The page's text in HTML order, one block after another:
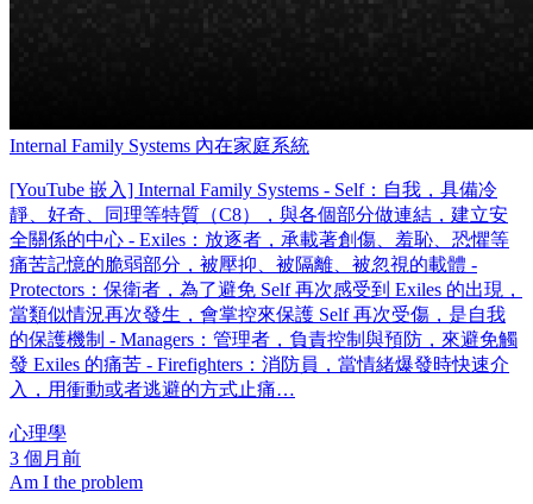
Internal Family Systems 內在家庭系統
[YouTube 嵌入] Internal Family Systems - Self：自我，具備冷
靜、好奇、同理等特質（C8），與各個部分做連結，建立安
全關係的中心 - Exiles：放逐者，承載著創傷、羞恥、恐懼等
痛苦記憶的脆弱部分，被壓抑、被隔離、被忽視的載體 -
Protectors：保衛者，為了避免 Self 再次感受到 Exiles 的出現，
當類似情況再次發生，會掌控來保護 Self 再次受傷，是自我
的保護機制 - Managers：管理者，負責控制與預防，來避免觸
發 Exiles 的痛苦 - Firefighters：消防員，當情緒爆發時快速介
入，用衝動或者逃避的方式止痛…
心理學
3 個月前
Am I the problem